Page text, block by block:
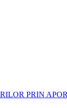
PRIN